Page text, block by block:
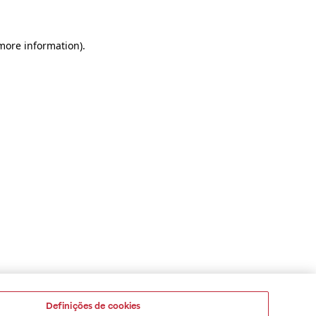
information).
Definições de cookies